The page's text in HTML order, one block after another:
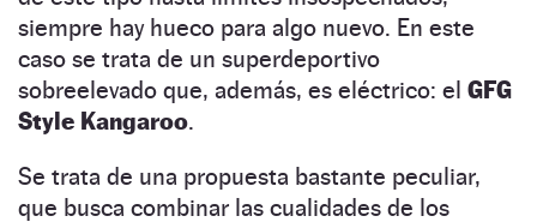
siempre hay hueco para algo nuevo. En este
caso se trata de un superdeportivo
sobreelevado que, además, es eléctrico: el GFG
Style Kangaroo.
Se trata de una propuesta bastante peculiar,
que busca combinar las cualidades de los